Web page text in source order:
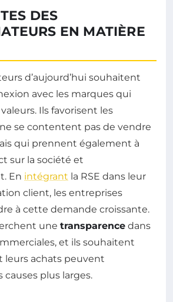
DES
EN MATIÈRE
d’aujourd’hui souhaitent
avec les marques qui
Ils favorisent les
se contentent pas de vendre
qui prennent également à
sur la société et
En intégrant la RSE dans leur
client, les entreprises
à cette demande croissante.
une transparence dans
et ils souhaitent
leurs achats peuvent
plus larges.